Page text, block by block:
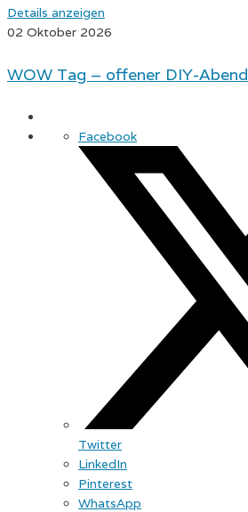
Details anzeigen
02 Oktober 2026
WOW Tag – offener DIY-Abend
Facebook
Twitter
LinkedIn
Pinterest
WhatsApp